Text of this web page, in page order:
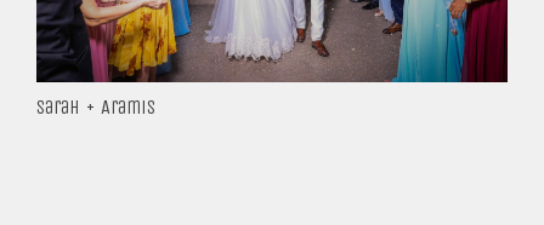
Sarah + Aramis